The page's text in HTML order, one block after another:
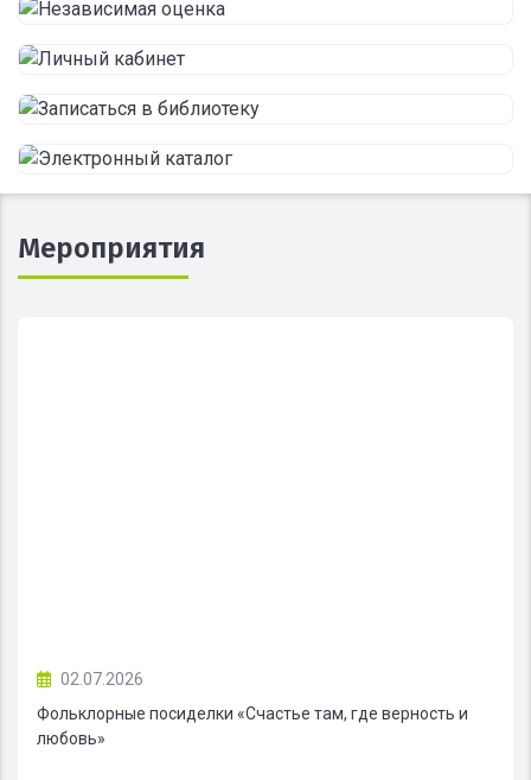
Мероприятия
02.07.2026
Фольклорные посиделки «Счастье там, где верность и
любовь»